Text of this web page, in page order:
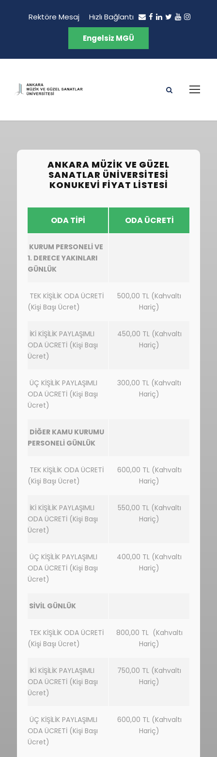
Rektöre Mesaj Hızlı Bağlantı
Engelsiz MGÜ
ANKARA MÜZIK VE GÜZEL
SANATLAR ÜNIVERSITESI
KONUKEVI FIYAT LISTESI
ODA TİPİ ODA ÜCRETİ
KURUM PERSONELİ VE
1. DERECE YAKINLARI
GÜNLÜK
TEK KİŞİLİK ODA ÜCRETİ
(Kişi Başı Ücret)
500,00 TL (Kahvaltı
Hariç)
İKİ KİŞİLİK PAYLAŞIMLI
ODA ÜCRETİ (Kişi Başı
Ücret)
450,00 TL (Kahvaltı
Hariç)
ÜÇ KİŞİLİK PAYLAŞIMLI
ODA ÜCRETİ (Kişi Başı
Ücret)
300,00 TL (Kahvaltı
Hariç)
DİĞER KAMU KURUMU
PERSONELİ GÜNLÜK
TEK KİŞİLİK ODA ÜCRETİ
(Kişi Başı Ücret)
600,00 TL (Kahvaltı
Hariç)
İKİ KİŞİLİK PAYLAŞIMLI
ODA ÜCRETİ (Kişi Başı
Ücret)
550,00 TL (Kahvaltı
Hariç)
ÜÇ KİŞİLİK PAYLAŞIMLI
ODA ÜCRETİ (Kişi Başı
Ücret)
400,00 TL (Kahvaltı
Hariç)
SİVİL GÜNLÜK
TEK KİŞİLİK ODA ÜCRETİ
(Kişi Başı Ücret)
800,00 TL (Kahvaltı
Hariç)
İKİ KİŞİLİK PAYLAŞIMLI
ODA ÜCRETİ (Kişi Başı
Ücret)
750,00 TL (Kahvaltı
Hariç)
ÜÇ KİŞİLİK PAYLAŞIMLI
ODA ÜCRETİ (Kişi Başı
Ücret)
600,00 TL (Kahvaltı
Hariç)